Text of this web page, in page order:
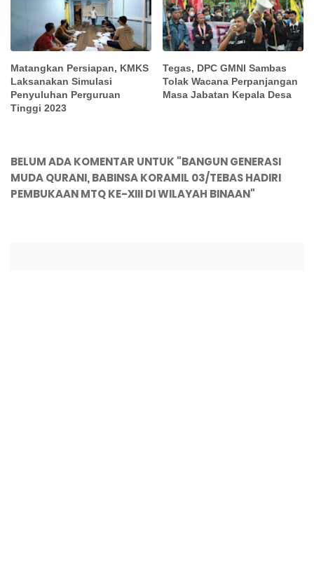
Matangkan Persiapan, KMKS
Laksanakan Simulasi
Penyuluhan Perguruan
Tinggi 2023
Tegas, DPC GMNI Sambas
Tolak Wacana Perpanjangan
Masa Jabatan Kepala Desa
BELUM ADA KOMENTAR UNTUK "BANGUN GENERASI
MUDA QURANI, BABINSA KORAMIL 03/TEBAS HADIRI
PEMBUKAAN MTQ KE-XIII DI WILAYAH BINAAN"